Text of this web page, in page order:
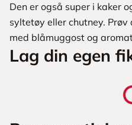
Den er også super i kaker
syltetøy eller chutney.
med blåmuggost og
Lag din egen